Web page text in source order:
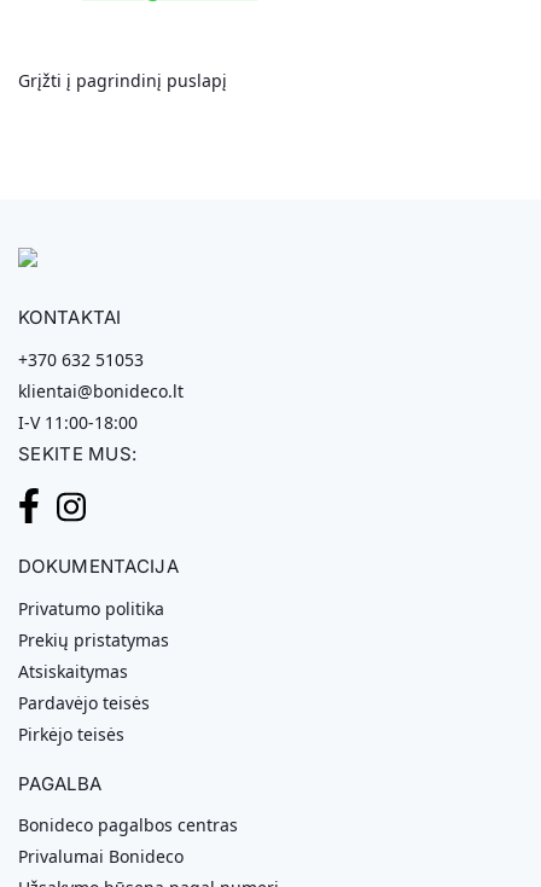
Grįžti į pagrindinį puslapį
KONTAKTAI
+370 632 51053
klientai@bonideco.lt
I-V 11:00-18:00
SEKITE MUS:
DOKUMENTACIJA
Privatumo politika
Prekių pristatymas
Atsiskaitymas
Pardavėjo teisės
Pirkėjo teisės
PAGALBA
Bonideco pagalbos centras
Privalumai Bonideco